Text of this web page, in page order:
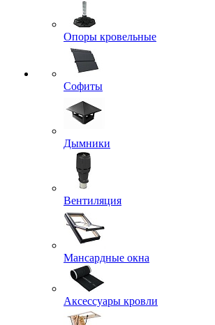
Опоры кровельные
Софиты
Дымники
Вентиляция
Мансардные окна
Аксессуары кровли